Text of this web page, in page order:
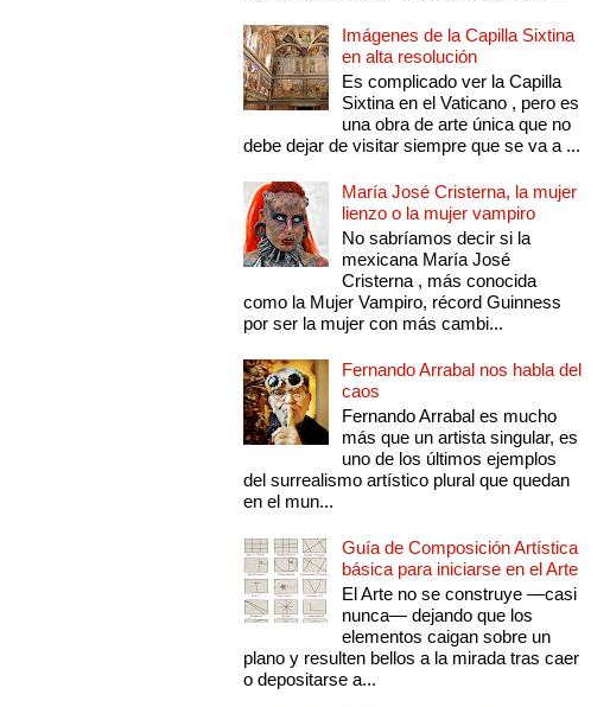
Imágenes de la Capilla Sixtina
en alta resolución
Es complicado ver la Capilla
Sixtina en el Vaticano , pero es
una obra de arte única que no
debe dejar de visitar siempre que se va a ...
María José Cristerna, la mujer
lienzo o la mujer vampiro
No sabríamos decir si la
mexicana María José
Cristerna , más conocida
como la Mujer Vampiro, récord Guinness
por ser la mujer con más cambi...
Fernando Arrabal nos habla del
caos
Fernando Arrabal es mucho
más que un artista singular, es
uno de los últimos ejemplos
del surrealismo artístico plural que quedan
en el mun...
Guía de Composición Artística
básica para iniciarse en el Arte
El Arte no se construye —casi
nunca— dejando que los
elementos caigan sobre un
plano y resulten bellos a la mirada tras caer
o depositarse a...